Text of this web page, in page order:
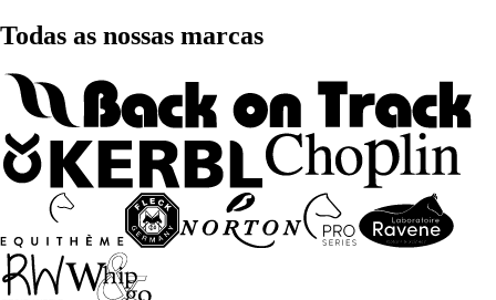
Todas as nossas marcas